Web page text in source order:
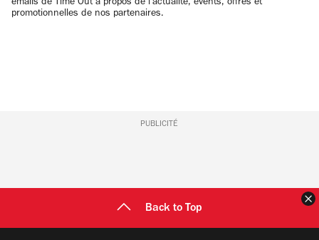
emails de Time Out à propos de l'actualité, évents, offres et
promotionnelles de nos partenaires.
PUBLICITÉ
Back to Top